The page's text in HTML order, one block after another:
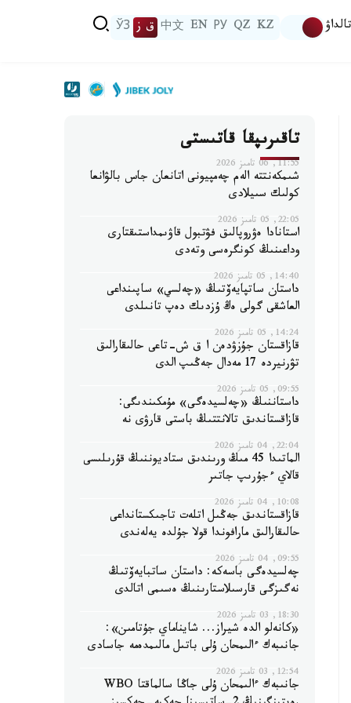
تالداۋ KZ
QZ
РУ
EN
中文 ق ز ЎЗ
تاقىرىپقا قاتىستى
11:55, 06 تامىز 2026
شىمكەنتتە الەم چەمپيونى اتانعان جاس بالۋانعا
كولىك سىيلادى
22:05, 05 تامىز 2026
استانادا ەۋروپالىق فۋتبول قاۋىمداستىقتارى
وداعىنىڭ كونگرەسى وتەدى
14:40, 05 تامىز 2026
داستان ساتپايەۆتىڭ «چەلسي» ساپىنداعى
العاشقى گولى ەڭ ۇزدىك دەپ تانىلدى
14:24, 05 تامىز 2026
قازاقستان جۇزۋدەن ا ق ش-تاعى حالىقارالىق
تۋرنيردە 17 مەدال جەڭىپ الدى
09:55, 05 تامىز 2026
داستاننىڭ «چەلسيدەگى» مۇمكىندىگى:
قازاقستاندىق تالانتتىڭ باستى قارۋى نە
22:04, 04 تامىز 2026
الماتىدا 45 مىڭ ورىندىق ستاديوننىڭ قۇرىلىسى
قالاي ءجۇرىپ جاتىر
10:08, 04 تامىز 2026
قازاقستاندىق جەڭىل اتلەت تاجىكستانداعى
حالىقارالىق مارافوندا قولا جۇلدە يەلەندى
09:55, 04 تامىز 2026
چەلسيدەگى باسەكە: داستان ساتبايەۆتىڭ
نەگىزگى قارسىلاستارىنىڭ ەسىمى اتالدى
18:30, 03 تامىز 2026
«كانەلو الدە شيراز... شايناماي جۇتامىن»:
جانىبەك ءالىمحان ۇلى باتىل مالىمدەمە جاسادى
12:54, 03 تامىز 2026
جانىبەك ءالىمحان ۇلى جاڭا سالماقتا WBO